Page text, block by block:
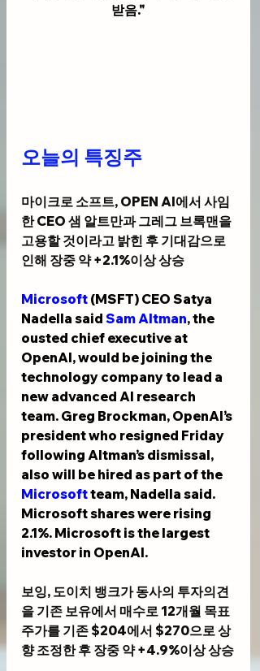
받음."
오늘의 특징주
마이크로 소프트, OPEN AI에서 사임
한 CEO 샘 알트만과 그레그 브록맨을
고용할 것이라고 밝힌 후 기대감으로
인해 장중 약 +2.1%이상 상승
Microsoft (MSFT) CEO Satya
Nadella said Sam Altman, the
ousted chief executive at
OpenAI, would be joining the
technology company to lead a
new advanced AI research
team. Greg Brockman, OpenAI’s
president who resigned Friday
following Altman’s dismissal,
also will be hired as part of the
Microsoft team, Nadella said.
Microsoft shares were rising
2.1%. Microsoft is the largest
investor in OpenAI.
보잉, 도이치 뱅크가 동사의 투자의견
을 기존 보유에서 매수로 12개월 목표
주가를 기존 $204에서 $270으로 상
향 조정한 후 장중 약 +4.9%이상 상승